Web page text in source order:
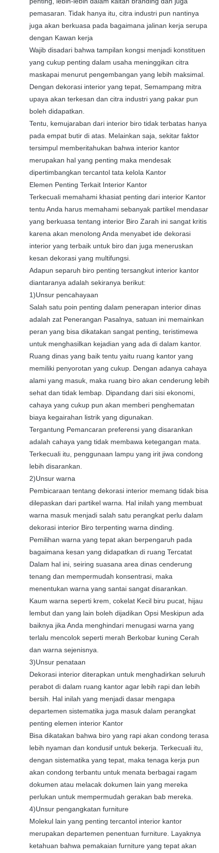
pemasaran. Tidak hanya itu, citra industri pun nantinya
juga akan berkuasa pada bagaimana jalinan kerja serupa
dengan Kawan kerja
Wajib disadari bahwa tampilan kongsi menjadi konstituen
yang cukup penting dalam usaha meninggikan citra
maskapai menurut pengembangan yang lebih maksimal.
Dengan dekorasi interior yang tepat, Semampang mitra
upaya akan terkesan dan citra industri yang pakar pun
boleh didapatkan.
Tentu, kemujaraban dari interior biro tidak terbatas hanya
pada empat butir di atas. Melainkan saja, sekitar faktor
tersimpul memberitahukan bahwa interior kantor
merupakan hal yang penting maka mendesak
dipertimbangkan tercantol tata kelola Kantor
Elemen Penting Terkait Interior Kantor
Terkecuali memahami khasiat penting dari interior Kantor
tentu Anda harus memahami sebanyak partikel mendasar
yang berkuasa tentang interior Biro Zarah ini sangat kritis
karena akan menolong Anda menyabet ide dekorasi
interior yang terbaik untuk biro dan juga meneruskan
kesan dekorasi yang multifungsi.
Adapun separuh biro penting tersangkut interior kantor
diantaranya adalah sekiranya berikut:
1)Unsur pencahayaan
Salah satu poin penting dalam penerapan interior dinas
adalah zat Penerangan Pasalnya, satuan ini memainkan
peran yang bisa dikatakan sangat penting, teristimewa
untuk menghasilkan kejadian yang ada di dalam kantor.
Ruang dinas yang baik tentu yaitu ruang kantor yang
memiliki penyorotan yang cukup. Dengan adanya cahaya
alami yang masuk, maka ruang biro akan cenderung lebih
sehat dan tidak lembap. Dipandang dari sisi ekonomi,
cahaya yang cukup pun akan memberi penghematan
biaya kegairahan listrik yang digunakan.
Tergantung Pemancaran preferensi yang disarankan
adalah cahaya yang tidak membawa ketegangan mata.
Terkecuali itu, penggunaan lampu yang irit jiwa condong
lebih disarankan.
2)Unsur warna
Pembicaraan tentang dekorasi interior memang tidak bisa
dilepaskan dari partikel warna. Hal inilah yang membuat
warna masuk menjadi salah satu perangkat perlu dalam
dekorasi interior Biro terpenting warna dinding.
Pemilihan warna yang tepat akan berpengaruh pada
bagaimana kesan yang didapatkan di ruang Tercatat
Dalam hal ini, seiring suasana area dinas cenderung
tenang dan mempermudah konsentrasi, maka
menentukan warna yang santai sangat disarankan.
Kaum warna seperti krem, cokelat Kecil biru pucat, hijau
lembut dan yang lain boleh dijadikan Opsi Meskipun ada
baiknya jika Anda menghindari menugasi warna yang
terlalu mencolok seperti merah Berkobar kuning Cerah
dan warna sejenisnya.
3)Unsur penataan
Dekorasi interior diterapkan untuk menghadirkan seluruh
perabot di dalam ruang kantor agar lebih rapi dan lebih
bersih. Hal inilah yang menjadi dasar mengapa
departemen sistematika juga masuk dalam perangkat
penting elemen interior Kantor
Bisa dikatakan bahwa biro yang rapi akan condong terasa
lebih nyaman dan kondusif untuk bekerja. Terkecuali itu,
dengan sistematika yang tepat, maka tenaga kerja pun
akan condong terbantu untuk menata berbagai ragam
dokumen atau melacak dokumen lain yang mereka
perlukan untuk mempermudah gerakan bab mereka.
4)Unsur pengangkatan furniture
Molekul lain yang penting tercantol interior kantor
merupakan departemen penentuan furniture. Layaknya
ketahuan bahwa pemakaian furniture yang tepat akan